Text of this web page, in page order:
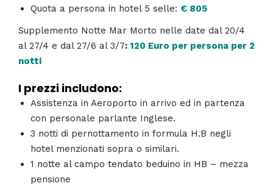
Quota a persona in hotel 5 selle: € 805
Supplemento Notte Mar Morto nelle date dal 20/4
al 27/4 e dal 27/6 al 3/7: 120 Euro per persona per 2
notti
I prezzi includono:
Assistenza in Aeroporto in arrivo ed in partenza
con personale parlante Inglese.
3 notti di pernottamento in formula H.B negli
hotel menzionati sopra o similari.
1 notte al campo tendato beduino in HB – mezza
pensione